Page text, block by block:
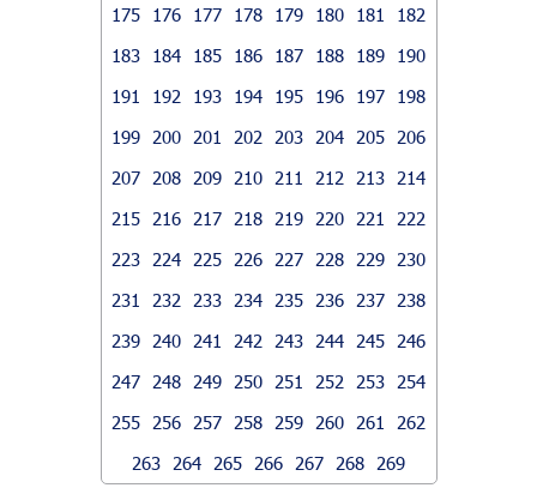
175
176 177 178 179 180 181
182
183
184 185 186 187 188 189
190
191
192 193 194 195 196 197
198
199
200 201 202 203 204 205
206
207
208 209 210 211 212 213
214
215
216 217 218 219 220 221
222
223
224 225 226 227 228 229
230
231
232 233 234 235 236 237
238
239
240 241 242 243 244 245
246
247
248 249 250 251 252 253
254
255
256 257 258 259 260 261
262
263
264 265 266 267 268 269